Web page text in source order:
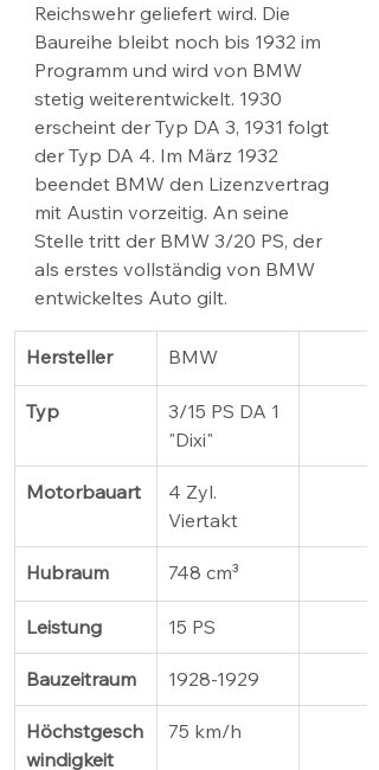
Reichswehr geliefert wird. Die
Baureihe bleibt noch bis 1932 im
Programm und wird von BMW
stetig weiterentwickelt. 1930
erscheint der Typ DA 3, 1931 folgt
der Typ DA 4. Im März 1932
beendet BMW den Lizenzvertrag
mit Austin vorzeitig. An seine
Stelle tritt der BMW 3/20 PS, der
als erstes vollständig von BMW
entwickeltes Auto gilt.
Hersteller BMW
Typ
3/15 PS DA 1
"Dixi"
Motorbauart
4 Zyl.
Viertakt
Hubraum 748 cm³
Leistung 15 PS
Bauzeitraum 1928-1929
Höchstgesch
windigkeit
75 km/h